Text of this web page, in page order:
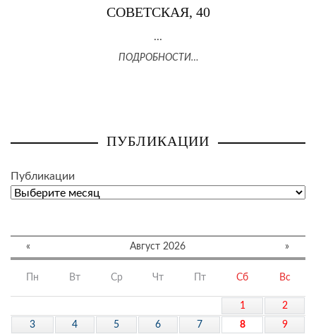
СОВЕТСКАЯ, 40
...
ПОДРОБНОСТИ…
ПУБЛИКАЦИИ
Публикации
« Август 2026 »
Пн Вт Ср Чт Пт Сб Вс
1
2
3
4 5 6 7 8
9